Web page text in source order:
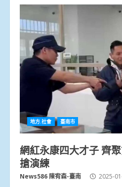
地方.社會 臺南市
網紅永康四大才子 齊
搶演練
News586 陳宥森-臺南 2025-